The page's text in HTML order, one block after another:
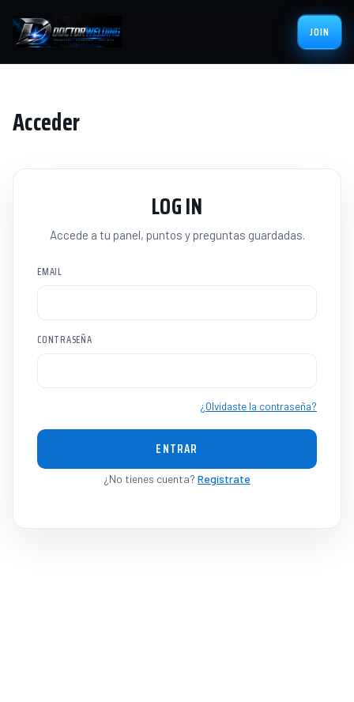
JOIN
Acceder
LOG IN
Accede a tu panel, puntos y preguntas guardadas.
EMAIL
CONTRASEÑA
¿Olvidaste la contraseña?
ENTRAR
¿No tienes cuenta? Regístrate